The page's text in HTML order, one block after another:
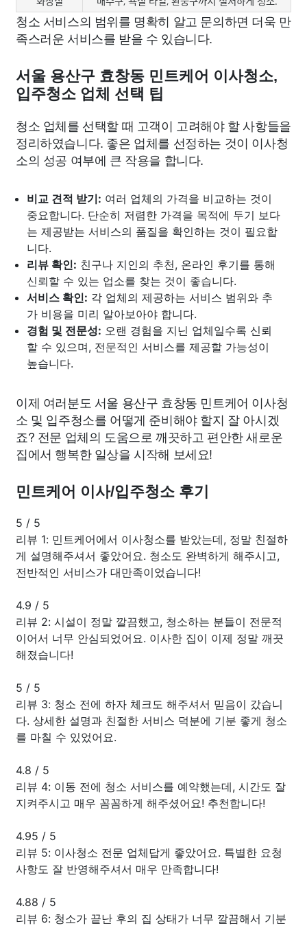
청소 서비스의 범위를 명확히 알고 문의하면 더욱 만
족스러운 서비스를 받을 수 있습니다.
서울 용산구 효창동 민트케어 이사청소,
입주청소 업체 선택 팁
청소 업체를 선택할 때 고객이 고려해야 할 사항들을
정리하였습니다. 좋은 업체를 선정하는 것이 이사청
소의 성공 여부에 큰 작용을 합니다.
비교 견적 받기: 여러 업체의 가격을 비교하는 것이
중요합니다. 단순히 저렴한 가격을 목적에 두기 보다
는 제공받는 서비스의 품질을 확인하는 것이 필요합
니다.
리뷰 확인: 친구나 지인의 추천, 온라인 후기를 통해
신뢰할 수 있는 업소를 찾는 것이 좋습니다.
서비스 확인: 각 업체의 제공하는 서비스 범위와 추
가 비용을 미리 알아보아야 합니다.
경험 및 전문성: 오랜 경험을 지닌 업체일수록 신뢰
할 수 있으며, 전문적인 서비스를 제공할 가능성이
높습니다.
이제 여러분도 서울 용산구 효창동 민트케어 이사청
소 및 입주청소를 어떻게 준비해야 할지 잘 아시겠
죠? 전문 업체의 도움으로 깨끗하고 편안한 새로운
집에서 행복한 일상을 시작해 보세요!
민트케어 이사/입주청소 후기
5 / 5
리뷰 1: 민트케어에서 이사청소를 받았는데, 정말 친절하
게 설명해주셔서 좋았어요. 청소도 완벽하게 해주시고,
전반적인 서비스가 대만족이었습니다!
4.9 / 5
리뷰 2: 시설이 정말 깔끔했고, 청소하는 분들이 전문적
이어서 너무 안심되었어요. 이사한 집이 이제 정말 깨끗
해졌습니다!
5 / 5
리뷰 3: 청소 전에 하자 체크도 해주셔서 믿음이 갔습니
다. 상세한 설명과 친절한 서비스 덕분에 기분 좋게 청소
를 마칠 수 있었어요.
4.8 / 5
리뷰 4: 이동 전에 청소 서비스를 예약했는데, 시간도 잘
지켜주시고 매우 꼼꼼하게 해주셨어요! 추천합니다!
4.95 / 5
리뷰 5: 이사청소 전문 업체답게 좋았어요. 특별한 요청
사항도 잘 반영해주셔서 매우 만족합니다!
4.88 / 5
리뷰 6: 청소가 끝난 후의 집 상태가 너무 깔끔해서 기분